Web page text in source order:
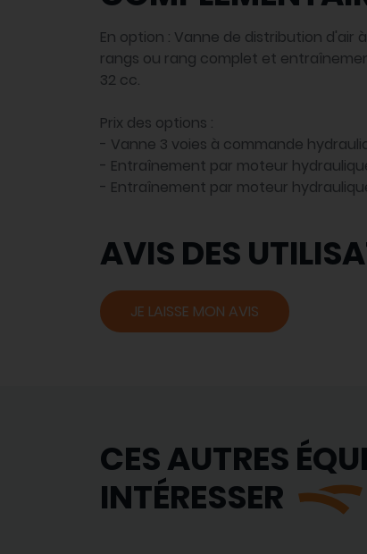
En option : Vanne de distribution d'air
rangs ou rang complet et
32 cc.
Prix des options :
- Vanne 3 voies à commande
- Entraînement par moteur
- Entraînement par moteur
AVIS DES
JE LAISSE MON AVIS
CES AUTRES
INTÉRESSER